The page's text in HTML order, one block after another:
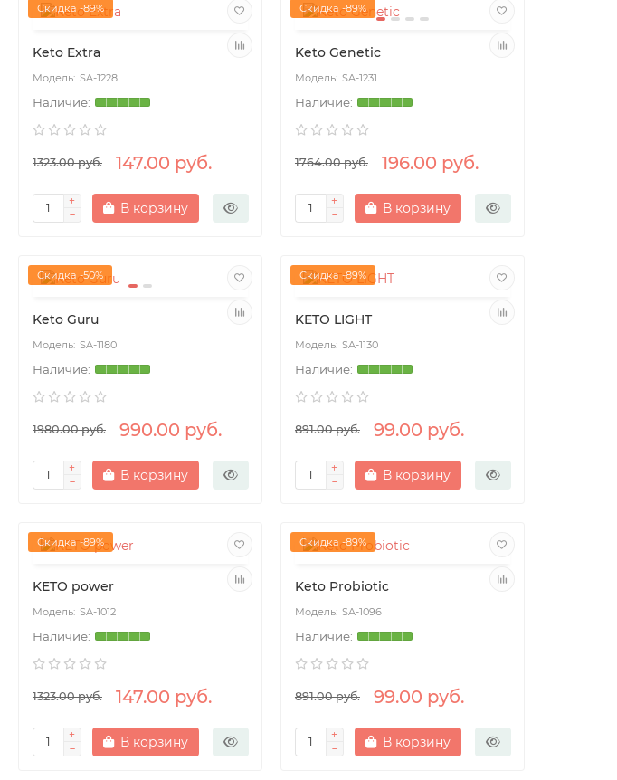
Скидка -89%
Keto Extra
SA-1228
1323.00 руб. 147.00 руб.
В корзину
Скидка -89%
Keto Genetic
SA-1231
1764.00 руб. 196.00 руб.
В корзину
Скидка -50%
Keto Guru
SA-1180
1980.00 руб. 990.00 руб.
В корзину
Скидка -89%
KETO LIGHT
SA-1130
891.00 руб. 99.00 руб.
В корзину
Скидка -89%
KETO power
SA-1012
1323.00 руб. 147.00 руб.
В корзину
Скидка -89%
Keto Probiotic
SA-1096
891.00 руб. 99.00 руб.
В корзину